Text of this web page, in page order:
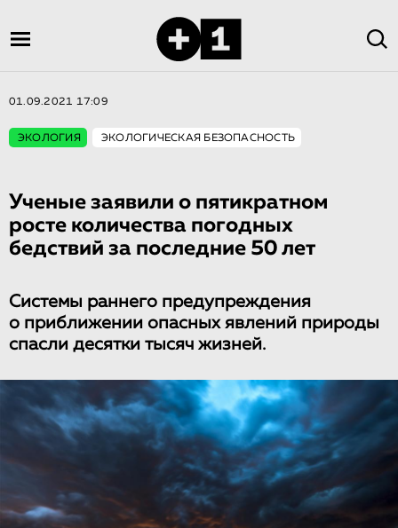
01.09.2021 17:09
ЭКОЛОГИЯ ЭКОЛОГИЧЕСКАЯ БЕЗОПАСНОСТЬ
Ученые заявили о пятикратном
росте количества погодных
бедствий за последние 50 лет
Системы раннего предупреждения
о приближении опасных явлений природы
спасли десятки тысяч жизней.